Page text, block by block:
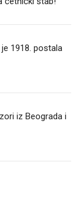
1918. postala
iz Beograda i